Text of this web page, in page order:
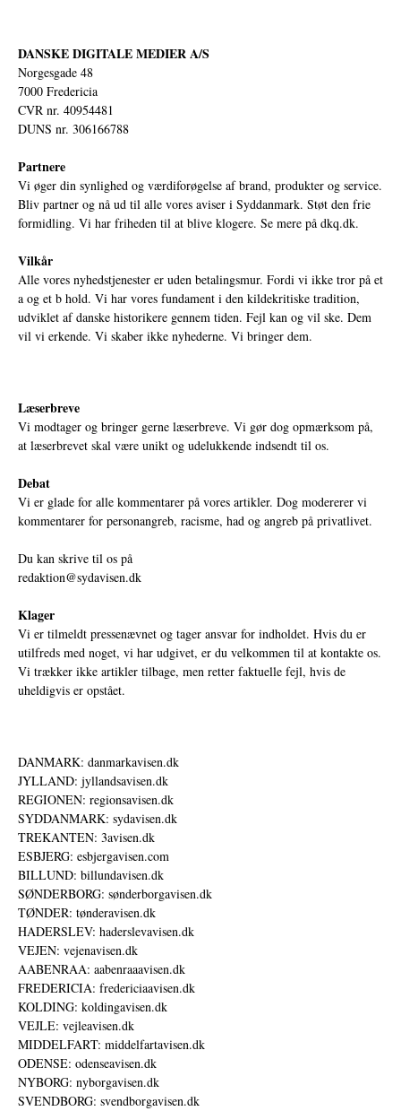
DANSKE DIGITALE MEDIER A/S
Norgesgade 48
7000 Fredericia
CVR nr. 40954481
DUNS nr. 306166788
Partnere
Vi øger din synlighed og værdiforøgelse af brand, produkter og service.
Bliv partner og nå ud til alle vores aviser i Syddanmark. Støt den frie
formidling. Vi har friheden til at blive klogere. Se mere på dkq.dk.
Vilkår
Alle vores nyhedstjenester er uden betalingsmur. Fordi vi ikke tror på et
a og et b hold. Vi har vores fundament i den kildekritiske tradition,
udviklet af danske historikere gennem tiden. Fejl kan og vil ske. Dem
vil vi erkende. Vi skaber ikke nyhederne. Vi bringer dem.
Læserbreve
Vi modtager og bringer gerne læserbreve. Vi gør dog opmærksom på,
at læserbrevet skal være unikt og udelukkende indsendt til os.
Debat
Vi er glade for alle kommentarer på vores artikler. Dog modererer vi
kommentarer for personangreb, racisme, had og angreb på privatlivet.
Du kan skrive til os på
redaktion@sydavisen.dk
Klager
Vi er tilmeldt pressenævnet og tager ansvar for indholdet. Hvis du er
utilfreds med noget, vi har udgivet, er du velkommen til at kontakte os.
Vi trækker ikke artikler tilbage, men retter faktuelle fejl, hvis de
uheldigvis er opstået.
DANMARK: danmarkavisen.dk
JYLLAND: jyllandsavisen.dk
REGIONEN: regionsavisen.dk
SYDDANMARK: sydavisen.dk
TREKANTEN: 3avisen.dk
ESBJERG: esbjergavisen.com
BILLUND: billundavisen.dk
SØNDERBORG: sønderborgavisen.dk
TØNDER: tønderavisen.dk
HADERSLEV: haderslevavisen.dk
VEJEN: vejenavisen.dk
AABENRAA: aabenraaavisen.dk
FREDERICIA: fredericiaavisen.dk
KOLDING: koldingavisen.dk
VEJLE: vejleavisen.dk
MIDDELFART: middelfartavisen.dk
ODENSE: odenseavisen.dk
NYBORG: nyborgavisen.dk
SVENDBORG: svendborgavisen.dk